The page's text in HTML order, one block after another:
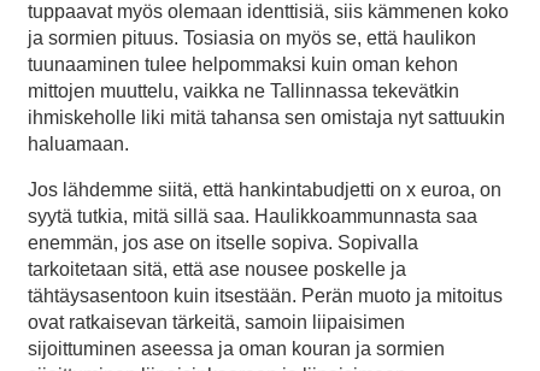
tuppaavat myös olemaan identtisiä, siis kämmenen koko
ja sormien pituus. Tosiasia on myös se, että haulikon
tuunaaminen tulee helpommaksi kuin oman kehon
mittojen muuttelu, vaikka ne Tallinnassa tekevätkin
ihmiskeholle liki mitä tahansa sen omistaja nyt sattuukin
haluamaan.
Jos lähdemme siitä, että hankintabudjetti on x euroa, on
syytä tutkia, mitä sillä saa. Haulikkoammunnasta saa
enemmän, jos ase on itselle sopiva. Sopivalla
tarkoitetaan sitä, että ase nousee poskelle ja
tähtäysasentoon kuin itsestään. Perän muoto ja mitoitus
ovat ratkaisevan tärkeitä, samoin liipaisimen
sijoittuminen aseessa ja oman kouran ja sormien